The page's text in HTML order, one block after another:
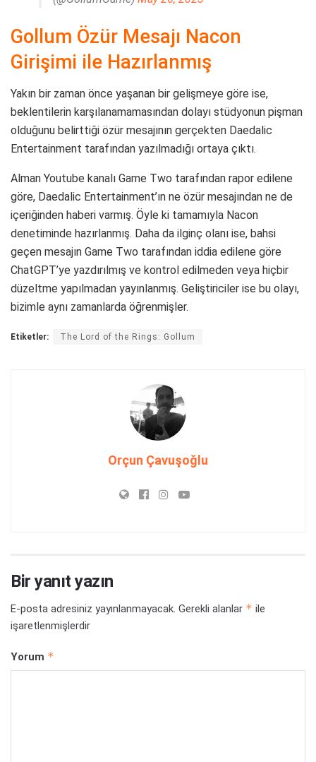
Gollum Özür Mesajı Nacon
Girişimi ile Hazırlanmış
Yakın bir zaman önce yaşanan bir gelişmeye göre ise,
beklentilerin karşılanamamasından dolayı stüdyonun pişman
olduğunu belirttiği özür mesajının gerçekten Daedalic
Entertainment tarafından yazılmadığı ortaya çıktı.
Alman Youtube kanalı Game Two tarafından rapor edilene
göre, Daedalic Entertainment’ın ne özür mesajından ne de
içeriğinden haberi varmış. Öyle ki tamamıyla Nacon
denetiminde hazırlanmış. Daha da ilginç olanı ise, bahsi
geçen mesajın Game Two tarafından iddia edilene göre
ChatGPT’ye yazdırılmış ve kontrol edilmeden veya hiçbir
düzeltme yapılmadan yayınlanmış. Geliştiriciler ise bu olayı,
bizimle aynı zamanlarda öğrenmişler.
Etiketler: The Lord of the Rings: Gollum
Orçun Çavuşoğlu
Bir yanıt yazın
E-posta adresiniz yayınlanmayacak. Gerekli alanlar * ile
işaretlenmişlerdir
Yorum *